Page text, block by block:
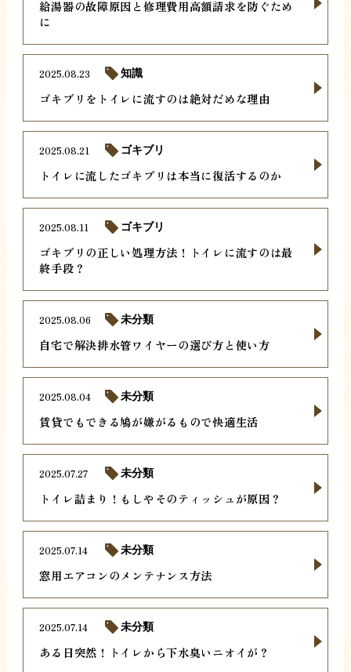
給湯器の故障原因と修理費用高額請求を防ぐため
に
ゴキブリをトイレに流すのは絶対だめな理由
2025.08.23 知識
トイレに流したゴキブリは本当に復活するのか
2025.08.21 ゴキブリ
ゴキブリの正しい処理方法！トイレに流すのは最
終手段？
2025.08.11 ゴキブリ
自宅で解決排水管ワイヤーの選び方と使い方
2025.08.06 未分類
賃貸でもできる鳩が嫌がるもので快適生活
2025.08.04 未分類
トイレ詰まり！もしやそのティッシュが原因？
2025.07.27 未分類
窓用エアコンのメンテナンス方法
2025.07.14 未分類
ある日突然！トイレから下水臭いニオイが？
2025.07.14 未分類